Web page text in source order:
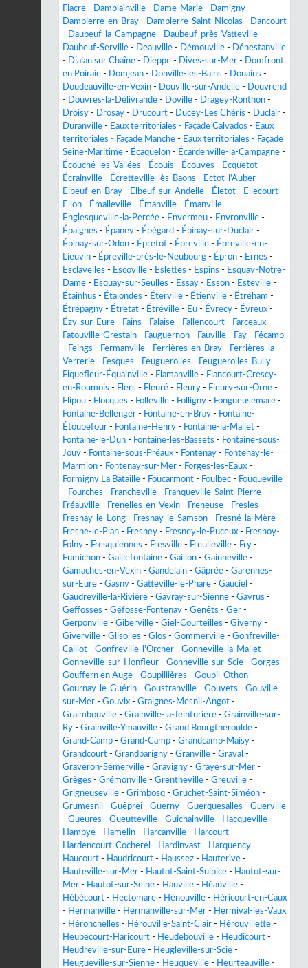
Fiacre - Damblainville - Dame-Marie - Damigny -
Dampierre-en-Bray - Dampierre-Saint-Nicolas -
Dancourt
-
Daubeuf-la-Campagne - Daubeuf-près-Vatteville -
Daubeuf-Serville - Deauville - Démouville -
Dénestanville
-
Dialan sur Chaîne - Dieppe - Dives-sur-Mer -
Domfront
en Poiraie - Domjean - Donville-les-Bains - Douains -
Doudeauville-en-Vexin - Douville-sur-Andelle -
Douvrend
-
Douvres-la-Délivrande - Doville - Dragey-Ronthon -
Droisy - Drosay - Drucourt - Ducey-Les Chéris - Duclair -
Duranville - Eaux territoriales - Façade Calvados - Eaux
territoriales - Façade Manche - Eaux territoriales - Façade
Seine-Maritime - Écaquelon - Écardenville-la-Campagne -
Écouché-les-Vallées - Écouis - Écouves - Ecquetot -
Écrainville - Écretteville-lès-Baons - Ectot-l'Auber -
Elbeuf-en-Bray - Elbeuf-sur-Andelle - Életot - Ellecourt -
Ellon - Émalleville - Émanville - Émanville -
Englesqueville-la-Percée - Envermeu - Envronville -
Épaignes - Épaney - Épégard - Épinay-sur-Duclair -
Épinay-sur-Odon - Épretot - Épreville - Épreville-en-
Lieuvin - Épreville-près-le-Neubourg - Épron - Ernes -
Esclavelles - Escoville - Eslettes - Espins - Esquay-Notre-
Dame - Esquay-sur-Seulles - Essay - Esson - Esteville -
Étainhus - Étalondes - Éterville - Étienville - Étréham -
Étrépagny - Étretat - Étréville - Eu - Évrecy - Évreux -
Ézy-sur-Eure - Fains - Falaise - Fallencourt - Farceaux -
Fatouville-Grestain - Fauguernon - Fauville - Fay - Fécamp
- Feings - Fermanville - Ferrières-en-Bray - Ferrières-la-
Verrerie - Fesques - Feuguerolles - Feuguerolles-Bully -
Fiquefleur-Équainville - Flamanville - Flancourt-Crescy-
en-Roumois - Flers - Fleuré - Fleury - Fleury-sur-Orne -
Flipou - Flocques - Folleville - Folligny - Fongueusemare -
Fontaine-Bellenger - Fontaine-en-Bray - Fontaine-
Étoupefour - Fontaine-Henry - Fontaine-la-Mallet -
Fontaine-le-Dun - Fontaine-les-Bassets - Fontaine-sous-
Jouy - Fontaine-sous-Préaux - Fontenay - Fontenay-le-
Marmion - Fontenay-sur-Mer - Forges-les-Eaux -
Formigny La Bataille - Foucarmont - Foulbec - Fouqueville
- Fourches - Francheville - Franqueville-Saint-Pierre -
Fréauville - Frenelles-en-Vexin - Freneuse - Fresles -
Fresnay-le-Long - Fresnay-le-Samson - Fresné-la-Mère -
Fresne-le-Plan - Fresney - Fresney-le-Puceux - Fresnoy-
Folny - Fresquiennes - Fresville - Freulleville - Fry -
Fumichon - Gaillefontaine - Gaillon - Gainneville -
Gamaches-en-Vexin - Gandelain - Gâprée - Garennes-
sur-Eure - Gasny - Gatteville-le-Phare - Gauciel -
Gaudreville-la-Rivière - Gavray-sur-Sienne - Gavrus -
Geffosses - Géfosse-Fontenay - Genêts - Ger -
Gerponville - Giberville - Giel-Courteilles - Giverny -
Giverville - Glisolles - Glos - Gommerville - Gonfreville-
Caillot - Gonfreville-l'Orcher - Gonneville-la-Mallet -
Gonneville-sur-Honfleur - Gonneville-sur-Scie - Gorges -
Gouffern en Auge - Goupillières - Goupil-Othon -
Gournay-le-Guérin - Goustranville - Gouvets - Gouville-
sur-Mer - Gouvix - Graignes-Mesnil-Angot -
Graimbouville - Grainville-la-Teinturière - Grainville-sur-
Ry - Grainville-Ymauville - Grand Bourgtheroulde -
Grand-Camp - Grand-Camp - Grandcamp-Maisy -
Grandcourt - Grandparigny - Granville - Graval -
Graveron-Sémerville - Gravigny - Graye-sur-Mer -
Grèges - Grémonville - Grentheville - Greuville -
Grigneuseville - Grimbosq - Gruchet-Saint-Siméon -
Grumesnil - Guêprei - Guerny - Guerquesalles - Guerville
- Gueures - Gueutteville - Guichainville - Hacqueville -
Hambye - Hamelin - Harcanville - Harcourt -
Hardencourt-Cocherel - Hardinvast - Harquency -
Haucourt - Haudricourt - Haussez - Hauterive -
Hauteville-sur-Mer - Hautot-Saint-Sulpice - Hautot-sur-
Mer - Hautot-sur-Seine - Hauville - Héauville -
Hébécourt - Hectomare - Hénouville - Héricourt-en-Caux
- Hermanville - Hermanville-sur-Mer - Hermival-les-Vaux
- Héronchelles - Hérouville-Saint-Clair - Hérouvillette -
Heubécourt-Haricourt - Heudebouville - Heudicourt -
Heudreville-sur-Eure - Heugleville-sur-Scie -
Heugueville-sur-Sienne - Heuqueville - Heurteauville -